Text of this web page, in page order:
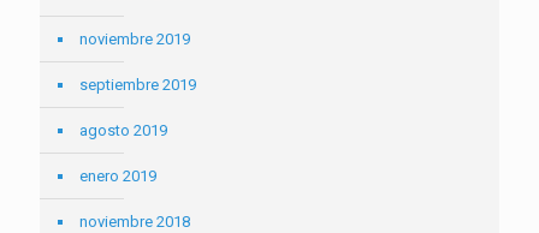
noviembre 2019
septiembre 2019
agosto 2019
enero 2019
noviembre 2018